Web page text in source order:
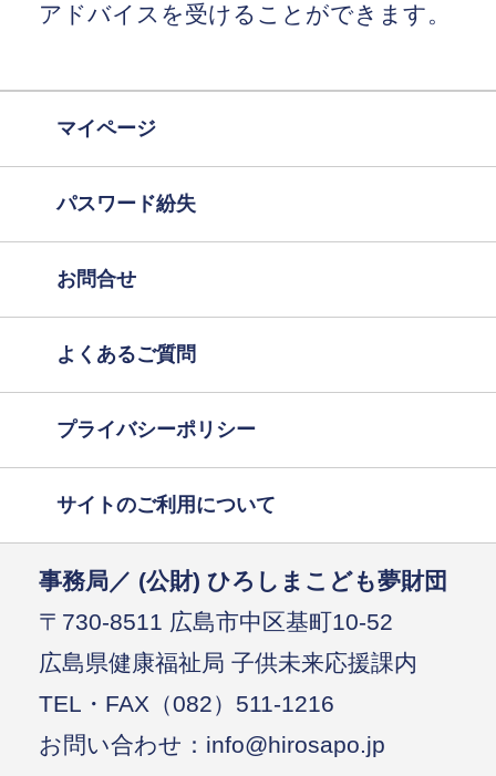
アドバイスを受けることができます。
マイページ
パスワード紛失
お問合せ
よくあるご質問
プライバシーポリシー
サイトのご利用について
事務局／ (公財) ひろしまこども夢財団
〒730-8511 広島市中区基町10-52
広島県健康福祉局 子供未来応援課内
TEL・FAX（082）511-1216
お問い合わせ：info@hirosapo.jp